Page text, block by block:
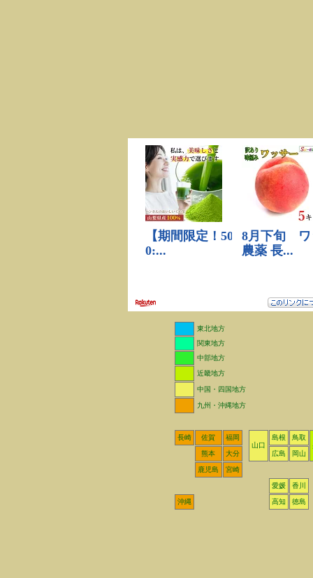
東北地方
関東地方
中部地方
近畿地方
中国・四国地方
九州・沖縄地方
長崎 佐賀
福岡
山口
島根
鳥取
熊本
大分 広島 岡山
鹿児島 宮崎
愛媛 香川
沖縄 高知 徳島